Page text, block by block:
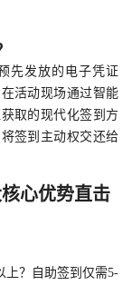
先发放的电子凭证
活动现场通过智能
取的现代化签到方
签到主动权交还给
心优势直击
上？自助签到仅需5-